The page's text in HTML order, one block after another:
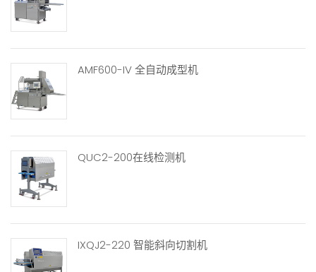
AMF600-IV 全自动成型机
QUC2-200在线检测机
IXQJ2-220 智能斜向切割机